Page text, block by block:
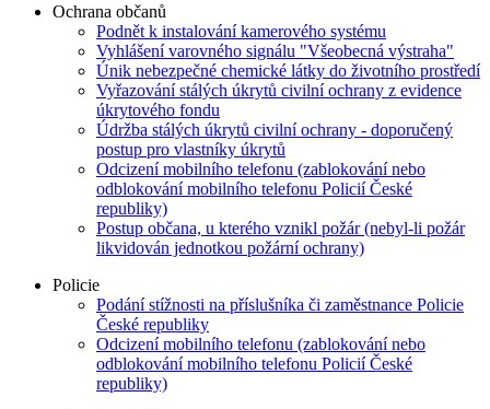
Ochrana občanů
Podnět k instalování kamerového systému
Vyhlášení varovného signálu "Všeobecná výstraha"
Únik nebezpečné chemické látky do životního prostředí
Vyřazování stálých úkrytů civilní ochrany z evidence
úkrytového fondu
Údržba stálých úkrytů civilní ochrany - doporučený
postup pro vlastníky úkrytů
Odcizení mobilního telefonu (zablokování nebo
odblokování mobilního telefonu Policií České
republiky)
Postup občana, u kterého vznikl požár (nebyl-li požár
likvidován jednotkou požární ochrany)
Policie
Podání stížnosti na příslušníka či zaměstnance Policie
České republiky
Odcizení mobilního telefonu (zablokování nebo
odblokování mobilního telefonu Policií České
republiky)